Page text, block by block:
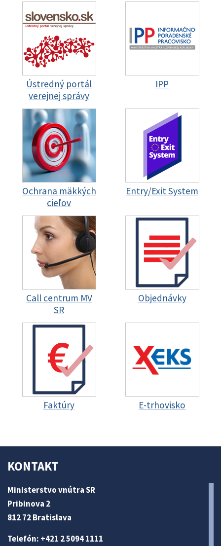
Ústredný portál
verejnej správy
IPP
Ochrana mäkkých
cieľov
Entry/Exit System
Call centrum MV
SR
Objednávky
Faktúry E-trhovisko
KONTAKT
Ministerstvo vnútra SR
Pribinova 2
812 72 Bratislava
Telefón: +421 2 5094 1111